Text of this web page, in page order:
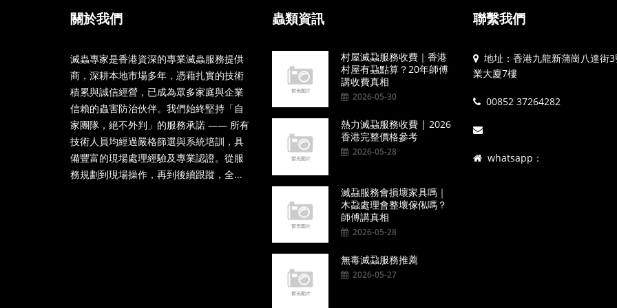
關於我們
滅蟲專家是香港資深的專業滅蟲服務提供
商，深耕本地市場多年，憑藉扎實的技術
積累與誠信經營，已成為眾多家庭與企業
信賴的蟲害防治伙伴。我們始終堅持「自
家團隊，絕不外判」的服務承諾 —— 所有
技術人員均經過嚴格篩選與系統培訓，具
備豐富的現場處理經驗及專業認證。從服
務規劃到現場操作，再到後續跟蹤，全...
蟲類資訊
村屋滅蝨服務收費｜香港
村屋有蝨點算？20年師傅
講收費真相
2026-05-30
熱力滅蝨服務收費 | 2026
香港完整價格參考
2026-05-28
滅蝨服務會損壞家具嗎｜
木蝨處理會整壞傢俬嗎？
師傅講真相
2026-05-28
無毒滅蝨服務推薦
2026-05-27
聯繫我們
地址：香港九龍新蒲崗八達街
業大廈7樓
00852 37264282
whatsapp：